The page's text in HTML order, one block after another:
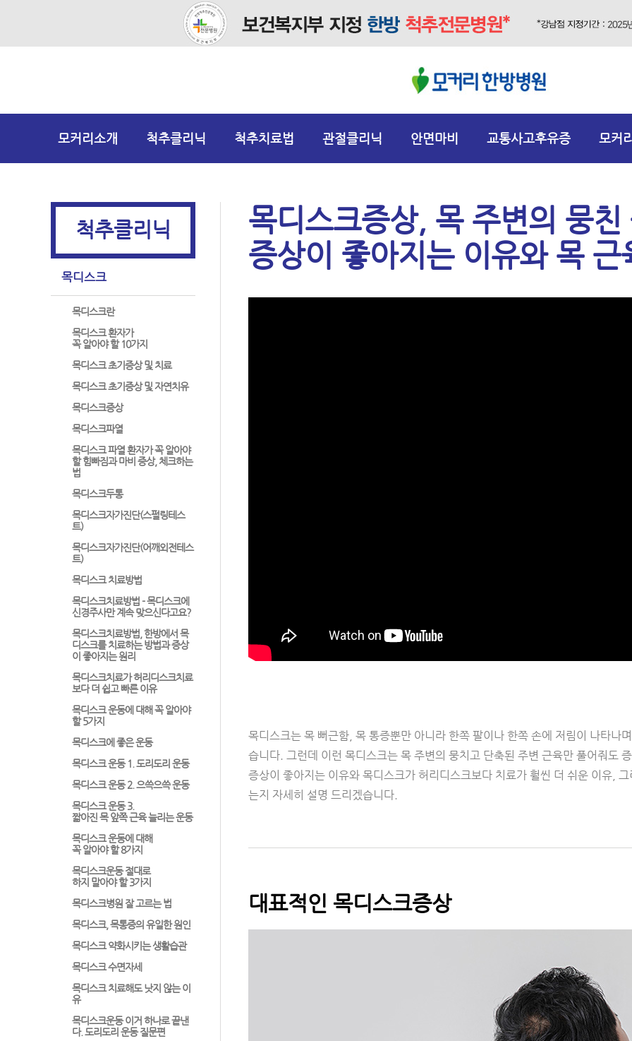
모커리소개 척추클리닉 척추치료법 관절클리닉 안면마비 교통사고후유증 모커
척추클리닉
목디스크
목디스크란
목디스크 환자가
꼭 알아야 할 10가지
목디스크 초기증상 및 치료
목디스크 초기증상 및 자연치유
목디스크증상
목디스크파열
목디스크 파열 환자가 꼭 알아야
할 힘빠짐과 마비 증상, 체크하는
법
목디스크두통
목디스크자가진단(스펄링테스
트)
목디스크자가진단(어깨외전테스
트)
목디스크 치료방법
목디스크치료방법 - 목디스크에
신경주사만 계속 맞으신다고요?
목디스크치료방법, 한방에서 목
디스크를 치료하는 방법과 증상
이 좋아지는 원리
목디스크치료가 허리디스크치료
보다 더 쉽고 빠른 이유
목디스크 운동에 대해 꼭 알아야
할 5가지
목디스크에 좋은 운동
목디스크 운동 1. 도리도리 운동
목디스크 운동 2. 으쓱으쓱 운동
목디스크 운동 3.
짧아진 목 앞쪽 근육 늘리는 운동
목디스크 운동에 대해
꼭 알아야 할 8가지
목디스크운동 절대로
하지 말아야 할 3가지
목디스크병원 잘 고르는 법
목디스크, 목통증의 유일한 원인
목디스크 약화시키는 생활습관
목디스크 수면자세
목디스크 치료해도 낫지 않는 이
유
목디스크운동 이거 하나로 끝낸
다. 도리도리 운동 질문편
목디스크증상, 목 주변의 뭉
증상이 좋아지는 이유와 목 근
목디스크는 목 뻐근함, 목 통증뿐만 아니라 한쪽 팔이나 한쪽 손에 저림이 나타나
습니다. 그런데 이런 목디스크는 목 주변의 뭉치고 단축된 주변 근육만 풀어줘도
증상이 좋아지는 이유와 목디스크가 허리디스크보다 치료가 훨씬 더 쉬운 이유,
는지 자세히 설명 드리겠습니다.
대표적인 목디스크증상